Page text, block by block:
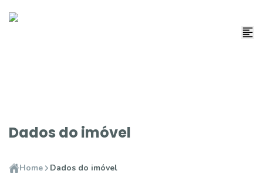
Dados do imóvel
Home Dados do imóvel